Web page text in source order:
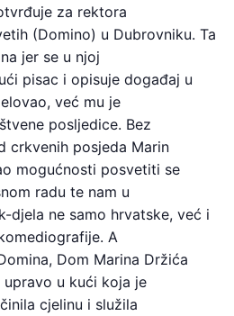
za rektora
(Domino) u Dubrovniku. Ta
jer se u njoj
pisac i opisuje događaj u
već mu je
posljedice. Bez
crkvenih posjeda Marin
mogućnosti posvetiti se
radu te nam u
djela ne samo hrvatske, već i
A
Dom Marina Držića
upravo u kući koja je
cjelinu i služila